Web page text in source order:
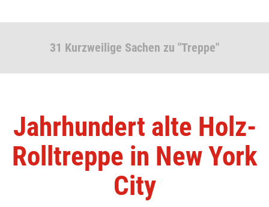
31 Kurzweilige Sachen zu "Treppe"
Jahrhundert alte Holz-
Rolltreppe in New York
City